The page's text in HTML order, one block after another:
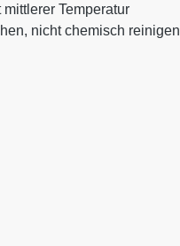
mittlerer Temperatur
nicht chemisch reinigen